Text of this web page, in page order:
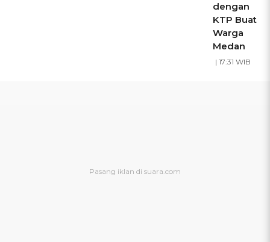
dengan
KTP Buat
Warga
Medan
| 17:31 WIB